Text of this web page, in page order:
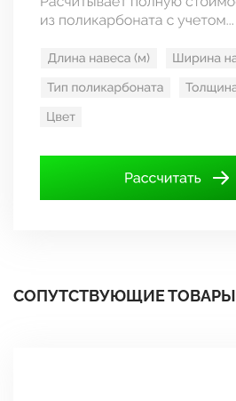
СОПУТСТВУЮЩИЕ ТОВАРЫ